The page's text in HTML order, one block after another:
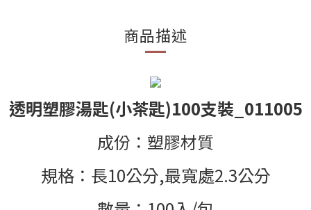
商品描述
透明塑膠湯匙(小茶匙)100支裝_011005
成份：塑膠材質
規格：長10公分,最寬處2.3公分